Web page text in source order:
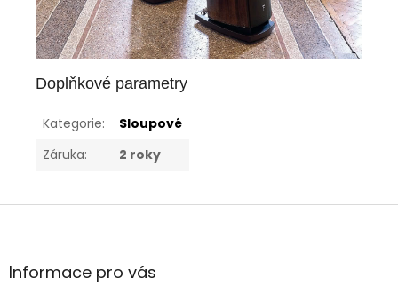
Doplňkové parametry
Kategorie:
Sloupové
Záruka: 2 roky
Z
aInformace pro vás